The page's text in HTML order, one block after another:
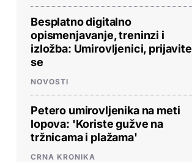
Besplatno digitalno
opismenjavanje, treninzi i
izložba: Umirovljenici, prijavite
se
NOVOSTI
Petero umirovljenika na meti
lopova: 'Koriste gužve na
tržnicama i plažama'
CRNA KRONIKA